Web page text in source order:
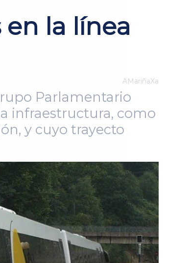
la línea
AMariñaXa
Parlamentario
infraestructura, como
y cuyo trayecto